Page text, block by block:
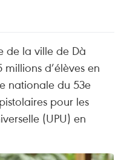
de la ville de Dà
d’élèves en
nationale du 53e
pour les
(UPU) en